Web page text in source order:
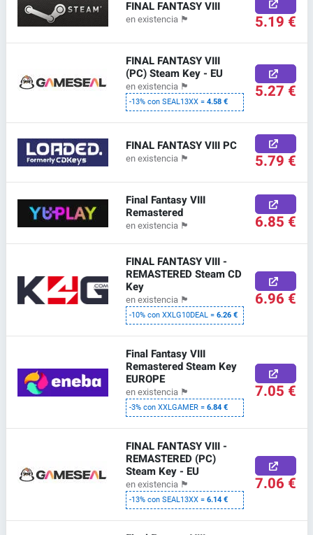
FINAL FANTASY VIII
en existencia 🏴 5.19 €
FINAL FANTASY VIII
(PC) Steam Key - EU
en existencia 🏴
-13% con SEAL13XX =4.58 € 5.27 €
FINAL FANTASY VIII PC
en existencia 🏴 5.79 €
Final Fantasy VIII
Remastered
en existencia 🏴 6.85 €
FINAL FANTASY VIII -
REMASTERED Steam CD
Key
en existencia 🏴
-10% con XXLG10DEAL =6.26 €
6.96 €
Final Fantasy VIII
Remastered Steam Key
EUROPE
en existencia 🏴
-3% con XXLGAMER =6.84 €
7.05 €
FINAL FANTASY VIII -
REMASTERED (PC)
Steam Key - EU
en existencia 🏴
-13% con SEAL13XX =6.14 €
7.06 €